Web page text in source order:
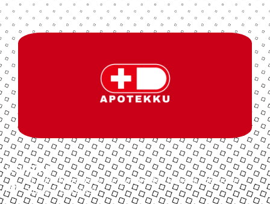
KONTAK
Jl. Bukit Tinggi No.18, Mengwitani, Kec. Mengwi, Kabupaten
Badung, Bali 80351